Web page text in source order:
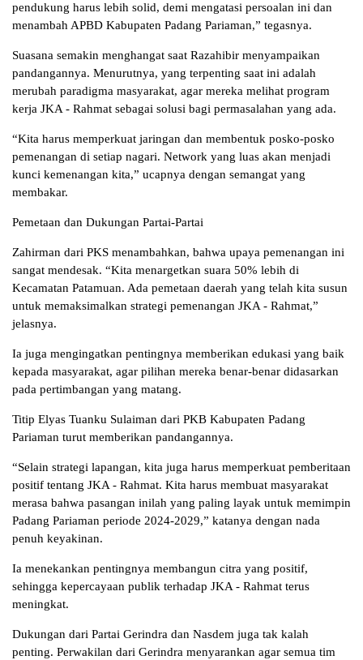
pendukung harus lebih solid, demi mengatasi persoalan ini dan
menambah APBD Kabupaten Padang Pariaman,” tegasnya.
Suasana semakin menghangat saat Razahibir menyampaikan
pandangannya. Menurutnya, yang terpenting saat ini adalah
merubah paradigma masyarakat, agar mereka melihat program
kerja JKA - Rahmat sebagai solusi bagi permasalahan yang ada.
“Kita harus memperkuat jaringan dan membentuk posko-posko
pemenangan di setiap nagari. Network yang luas akan menjadi
kunci kemenangan kita,” ucapnya dengan semangat yang
membakar.
Pemetaan dan Dukungan Partai-Partai
Zahirman dari PKS menambahkan, bahwa upaya pemenangan ini
sangat mendesak. “Kita menargetkan suara 50% lebih di
Kecamatan Patamuan. Ada pemetaan daerah yang telah kita susun
untuk memaksimalkan strategi pemenangan JKA - Rahmat,”
jelasnya.
Ia juga mengingatkan pentingnya memberikan edukasi yang baik
kepada masyarakat, agar pilihan mereka benar-benar didasarkan
pada pertimbangan yang matang.
Titip Elyas Tuanku Sulaiman dari PKB Kabupaten Padang
Pariaman turut memberikan pandangannya.
“Selain strategi lapangan, kita juga harus memperkuat pemberitaan
positif tentang JKA - Rahmat. Kita harus membuat masyarakat
merasa bahwa pasangan inilah yang paling layak untuk memimpin
Padang Pariaman periode 2024-2029,” katanya dengan nada
penuh keyakinan.
Ia menekankan pentingnya membangun citra yang positif,
sehingga kepercayaan publik terhadap JKA - Rahmat terus
meningkat.
Dukungan dari Partai Gerindra dan Nasdem juga tak kalah
penting. Perwakilan dari Gerindra menyarankan agar semua tim